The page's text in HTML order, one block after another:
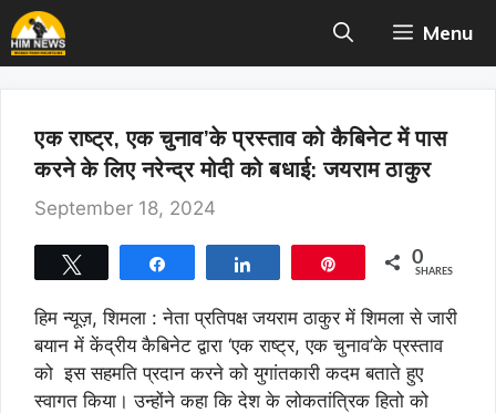
Skip
to
content
Menu
एक राष्ट्र, एक चुनाव’के प्रस्ताव को कैबिनेट में पास
करने के लिए नरेन्द्र मोदी को बधाई: जयराम ठाकुर
September 18, 2024
0
SHARES
हिम न्यूज़,शिमला : नेता प्रतिपक्ष जयराम ठाकुर में शिमला से जारी
बयान में केंद्रीय कैबिनेट द्वारा ‘एक राष्ट्र, एक चुनाव’के प्रस्ताव
को इस सहमति प्रदान करने को युगांतकारी कदम बताते हुए
स्वागत किया। उन्होंने कहा कि देश के लोकतांत्रिक हितो को